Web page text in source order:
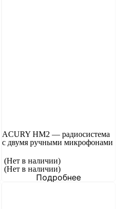
ACURY HM2 — радиосистема
с двумя ручными микрофонами
(Нет в наличии)
(Нет в наличии)
Подробнее